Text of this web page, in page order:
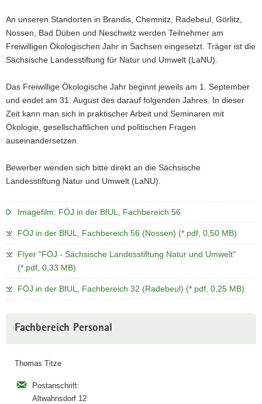
An unseren Standorten in Brandis, Chemnitz, Radebeul, Görlitz,
Nossen, Bad Düben und Neschwitz werden Teilnehmer am
Freiwilligen Ökologischen Jahr in Sachsen eingesetzt. Träger ist die
Sächsische Landesstiftung für Natur und Umwelt (LaNU).
Das Freiwillige Ökologische Jahr beginnt jeweils am 1. September
und endet am 31. August des darauf folgenden Jahres. In dieser
Zeit kann man sich in praktischer Arbeit und Seminaren mit
Ökologie, gesellschaftlichen und politischen Fragen
auseinandersetzen.
Bewerber wenden sich bitte direkt an die Sächsische
Landesstiftung Natur und Umwelt (LaNU).
Imagefilm: FÖJ in der BfUL, Fachbereich 56
FÖJ in der BfUL, Fachbereich 56 (Nossen) (*.pdf, 0,50 MB)
Flyer "FÖJ - Sächsische Landesstiftung Natur und Umwelt"
(*.pdf, 0,33 MB)
FÖJ in der BfUL, Fachbereich 32 (Radebeul) (*.pdf, 0,25 MB)
Information
Fachbereich Personal
Thomas Titze
Postanschrift:
Altwahnsdorf 12